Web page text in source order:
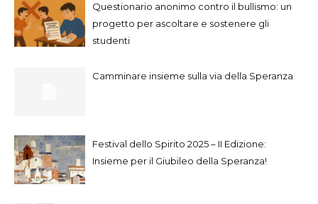
Questionario anonimo contro il bullismo: un
progetto per ascoltare e sostenere gli
studenti
Camminare insieme sulla via della Speranza
Festival dello Spirito 2025 – II Edizione:
Insieme per il Giubileo della Speranza!